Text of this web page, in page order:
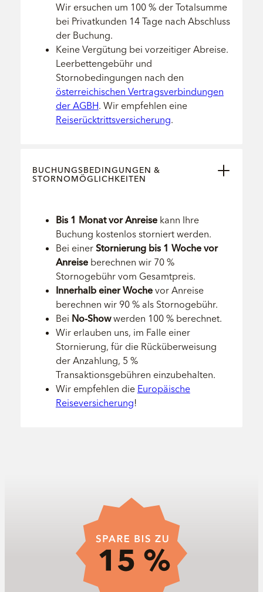
Wir ersuchen um 100 % der Totalsumme
bei Privatkunden 14 Tage nach Abschluss
der Buchung.
Keine Vergütung bei vorzeitiger Abreise.
Leerbettengebühr und
Stornobedingungen nach den
österreichischen Vertragsverbindungen
der AGBH. Wir empfehlen eine
Reiserücktrittsversicherung.
BUCHUNGSBEDINGUNGEN &
STORNOMÖGLICHKEITEN
Bis 1 Monat vor Anreisekann Ihre
Buchung kostenlos storniert werden.
Bei einer Stornierung bis 1 Woche vor
Anreiseberechnen wir 70 %
Stornogebühr vom Gesamtpreis.
Innerhalb einer Wochevor Anreise
berechnen wir 90 % als Stornogebühr.
Bei No-Showwerden 100 % berechnet.
Wir erlauben uns, im Falle einer
Stornierung, für die Rücküberweisung
der Anzahlung, 5 %
Transaktionsgebühren einzubehalten.
Wir empfehlen die Europäische
Reiseversicherung!